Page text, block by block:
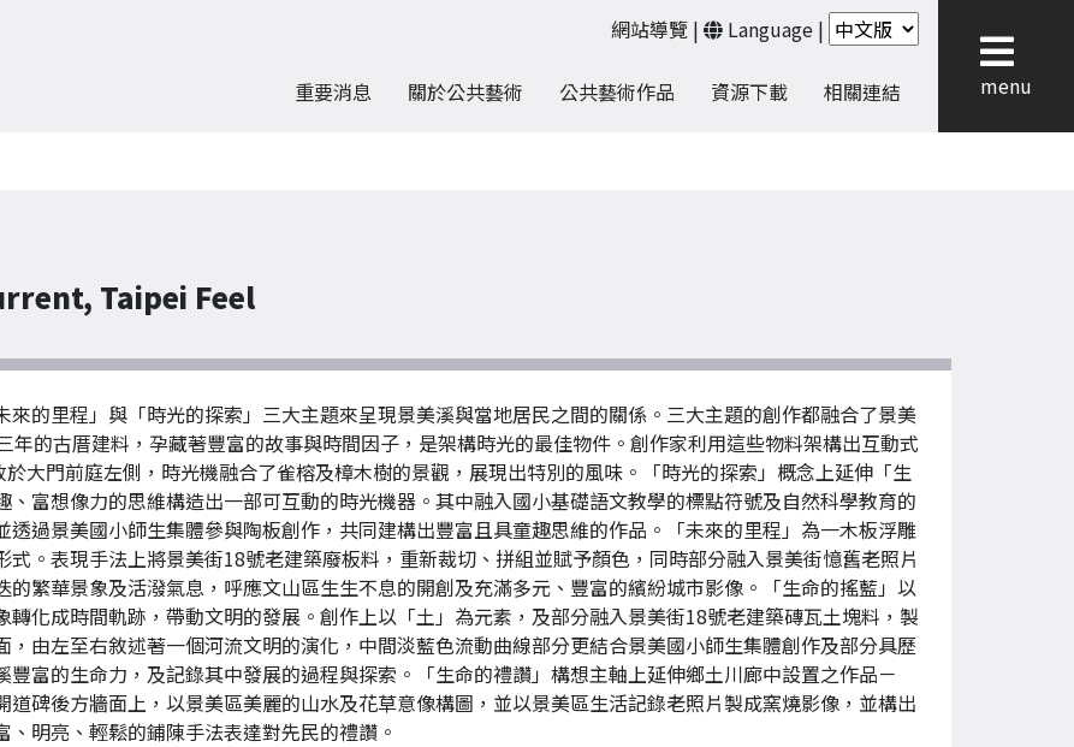
網站導覽 | Language |
重要消息 關於公共藝術 公共藝術作品 資源下載 相關連結 menu
Taipei Feel
來的里程」與「時光的探索」三大主題來呈現景美溪與當地居民之間的關係。三大主題的創作都融合了景美
的古厝建料，孕藏著豐富的故事與時間因子，是架構時光的最佳物件。創作家利用這些物料架構出互動式
大門前庭左側，時光機融合了雀榕及樟木樹的景觀，展現出特別的風味。「時光的探索」概念上延伸「生
富想像力的思維構造出一部可互動的時光機器。其中融入國小基礎語文教學的標點符號及自然科學教育的
過景美國小師生集體參與陶板創作，共同建構出豐富且具童趣思維的作品。「未來的里程」為一木板浮雕
。表現手法上將景美街18號老建築廢板料，重新裁切、拼組並賦予顏色，同時部分融入景美街憶舊老照片
繁華景象及活潑氣息，呼應文山區生生不息的開創及充滿多元、豐富的繽紛城市影像。「生命的搖藍」以
化成時間軌跡，帶動文明的發展。創作上以「土」為元素，及部分融入景美街18號老建築磚瓦土塊料，製
由左至右敘述著一個河流文明的演化，中間淡藍色流動曲線部分更結合景美國小師生集體創作及部分具歷
富的生命力，及記錄其中發展的過程與探索。「生命的禮讚」構想主軸上延伸鄉土川廊中設置之作品－
道碑後方牆面上，以景美區美麗的山水及花草意像構圖，並以景美區生活記錄老照片製成窯燒影像，並構出
明亮、輕鬆的鋪陳手法表達對先民的禮讚。